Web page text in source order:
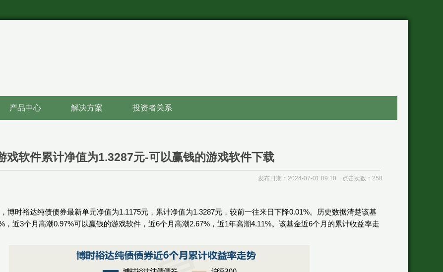
产品中心 解决方案 投资者关系
戏软件累计净值为1.3287元-可以赢钱的游戏软件下载
发布日期：2024-07-01 09:10 点击次数：258
博时裕达纯债债券最新单元净值为1.1175元，累计净值为1.3287元，较前一往来日下降0.01%。历史数据清楚该基
，近3个月高潮0.97%可以赢钱的游戏软件，近6个月高潮2.67%，近1年高潮4.11%。该基金近6个月的累计收益率走